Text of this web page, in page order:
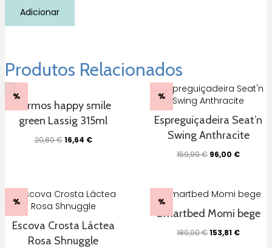
Guarda-
Three
Little
Adicionar
Produtos Relacionados
%
Termos happy smile
green Lassig 315ml
20,80€O
16,64 €O
%
Espreguiçadeira Seat’n
Swing Anthracite
159,99€ O
159,99 €.
96,00 €O
96,00 €.
%
Escova Crosta Láctea
Rosa Shnuggle
%
Smartbed Momi bege
180,00€O
153,81 €O